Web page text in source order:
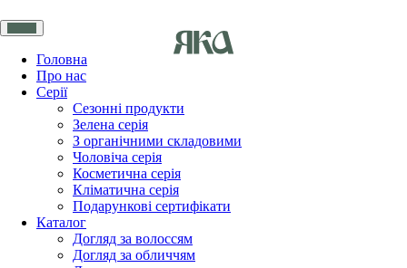
Головна
Про нас
Серії
Сезонні продукти
Зелена серія
З органічними складовими
Чоловіча серія
Косметична серія
Кліматична серія
Подарункові сертифікати
Каталог
Догляд за волоссям
Догляд за обличчям